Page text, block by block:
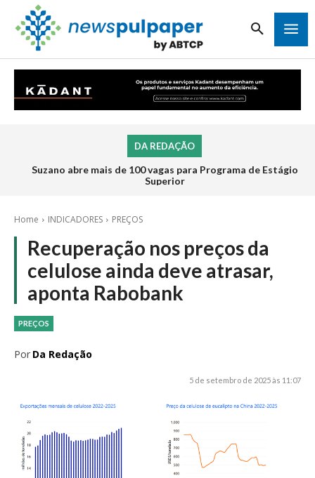
DA REDAÇÃO
Suzano abre mais de 100 vagas para Programa de Estágio
Superior
Home INDICADORES PREÇOS
Recuperação nos preços da
celulose ainda deve atrasar,
aponta Rabobank
PREÇOS
Por Da Redação
5 de setembro de 2025 às 11:07